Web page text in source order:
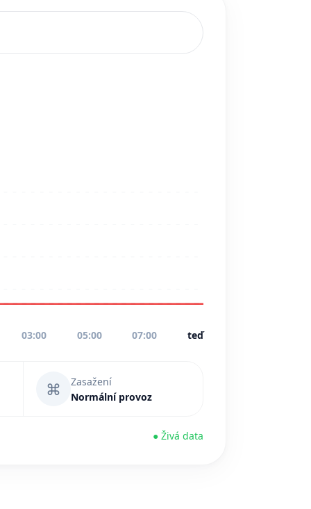
03:00 05:00 07:00 teď
⌘
Zasažení
Normální provoz
● Živá data